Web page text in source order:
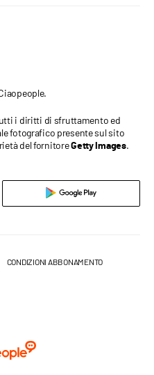
i diritti di sfruttamento ed
fotografico presente sul sito
del fornitoreGetty Images.
CONDIZIONI ABBONAMENTO